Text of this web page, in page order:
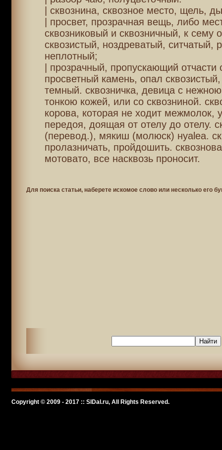
| сквознина, сквозное место, щель,
| просвет, прозрачная вещь, либо
сквозниковый и сквозничный, к сему
сквозистый, ноздреватый, ситчатый,
неплотный;
| прозрачный, пропускающий
просветный камень, опал
темный. сквозничка, девица с
тонкою кожей, или со сквозниной.
корова, которая не ходит межмолок,
передоя, доящая от отелу до отелу.
(перевод.), мякиш (молюск) нуаlеа.
пролазничать, пройдошить.
мотовато, все насквозь проносит.
Для поиска статьи, наберете искомое слово или несколько его
Copyright © 2009 - 2017 :: SlDal.ru, All Rights Reserved.